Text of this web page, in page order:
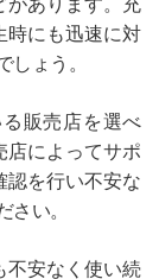
時にも迅速に対
ょう。
販売店を選べ
によってサポ
を行い不安な
い。
不安なく使い続